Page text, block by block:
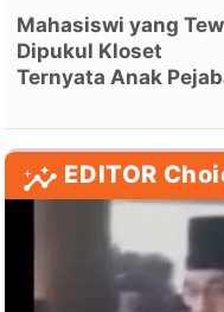
Mahasiswi yang
Dipukul Kloset
Ternyata Anak
EDITOR